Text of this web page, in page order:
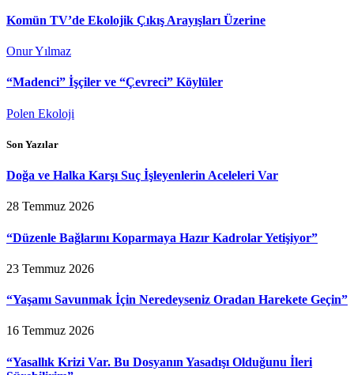
Komün TV’de Ekolojik Çıkış Arayışları Üzerine
Onur Yılmaz
“Madenci” İşçiler ve “Çevreci” Köylüler
Polen Ekoloji
Son Yazılar
Doğa ve Halka Karşı Suç İşleyenlerin Aceleleri Var
28 Temmuz 2026
“Düzenle Bağlarını Koparmaya Hazır Kadrolar Yetişiyor”
23 Temmuz 2026
“Yaşamı Savunmak İçin Neredeyseniz Oradan Harekete Geçin”
16 Temmuz 2026
“Yasallık Krizi Var. Bu Dosyanın Yasadışı Olduğunu İleri